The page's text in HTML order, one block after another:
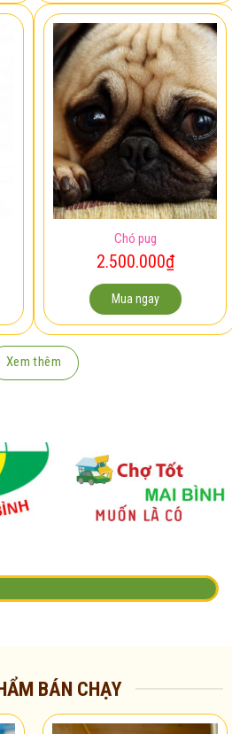
Chó pug
2.500.000₫
Mua ngay
Xem thêm
BÁN CHẠY